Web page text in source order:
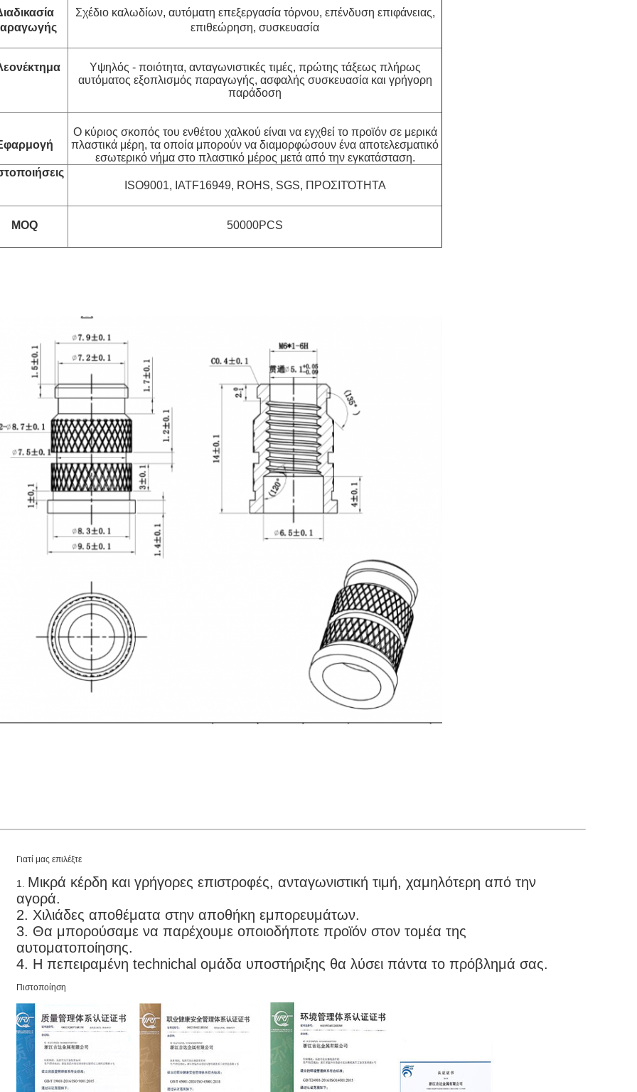
Σχέδιο καλωδίων, αυτόματη επεξεργασία τόρνου, επένδυση επιφάνειας,
επιθεώρηση, συσκευασία
Υψηλός - ποιότητα, ανταγωνιστικές τιμές, πρώτης τάξεως πλήρως
αυτόματος εξοπλισμός παραγωγής, ασφαλής συσκευασία και γρήγορη
παράδοση
Ο κύριος σκοπός του ενθέτου χαλκού είναι να εγχθεί το προϊόν σε μερικά
πλαστικά μέρη, τα οποία μπορούν να διαμορφώσουν ένα αποτελεσματικό
εσωτερικό νήμα στο πλαστικό μέρος μετά από την εγκατάσταση.
ISO9001, IATF16949, ROHS, SGS, ΠΡΟΣΙΤΌΤΗΤΑ
MOQ 50000PCS
Γιατί μας επιλέξτε
1. Μικρά κέρδη και γρήγορες επιστροφές, ανταγωνιστική τιμή, χαμηλότερη από την
αγορά.
2. Χιλιάδες αποθέματα στην αποθήκη εμπορευμάτων.
3. Θα μπορούσαμε να παρέχουμε οποιοδήποτε προϊόν στον τομέα της
αυτοματοποίησης.
4. Η πεπειραμένη technichal ομάδα υποστήριξης θα λύσει πάντα το πρόβλημά σας.
Πιστοποίηση